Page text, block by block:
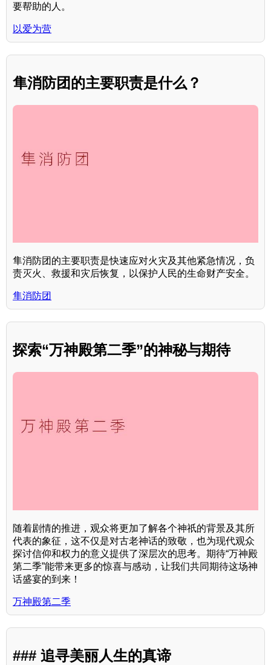
要帮助的人。
以爱为营
隼消防团的主要职责是什么？
隼消防团的主要职责是快速应对火灾及其他紧急情况，负
责灭火、救援和灾后恢复，以保护人民的生命财产安全。
隼消防团
探索“万神殿第二季”的神秘与期待
随着剧情的推进，观众将更加了解各个神祇的背景及其所
代表的象征，这不仅是对古老神话的致敬，也为现代观众
探讨信仰和权力的意义提供了深层次的思考。期待“万神殿
第二季”能带来更多的惊喜与感动，让我们共同期待这场神
话盛宴的到来！
万神殿第二季
### 追寻美丽人生的真谛